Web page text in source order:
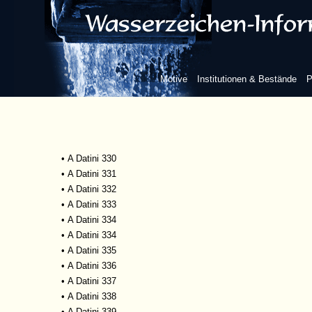
Motive Institutionen & Bestände
• A Datini 323, 172
•A Datini 323, 174
•A Datini 323, 178
•A Datini 323, 194
•A Datini 325
•A Datini 325
•A Datini 326
• A Datini 330
• A Datini 331
• A Datini 332
• A Datini 333
• A Datini 334
• A Datini 334
• A Datini 335
• A Datini 336
• A Datini 337
• A Datini 338